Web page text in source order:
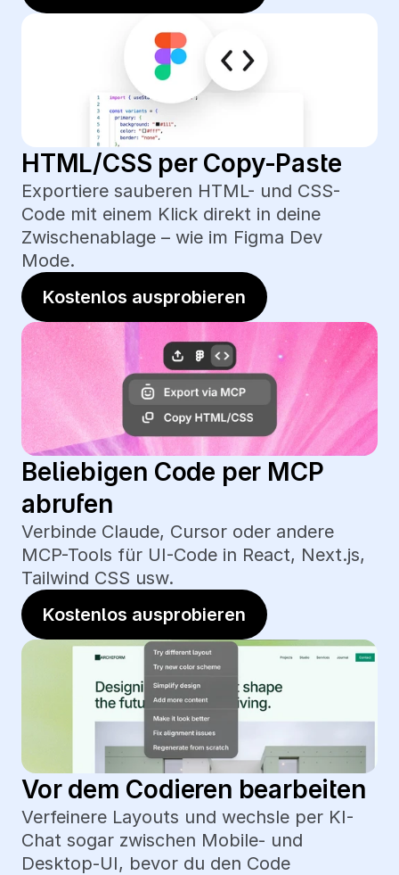
HTML/CSS per Copy-Paste
Exportiere sauberen HTML- und CSS-
Code mit einem Klick direkt in deine
Zwischenablage – wie im Figma Dev
Mode.
Kostenlos ausprobieren
Beliebigen Code per MCP
abrufen
Verbinde Claude, Cursor oder andere
MCP-Tools für UI-Code in React, Next.js,
Tailwind CSS usw.
Kostenlos ausprobieren
Vor dem Codieren bearbeiten
Verfeinere Layouts und wechsle per KI-
Chat sogar zwischen Mobile- und
Desktop-UI, bevor du den Code